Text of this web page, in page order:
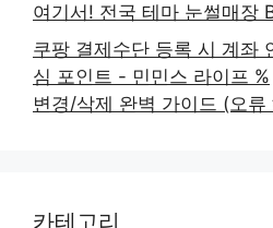
여기서! 전국 테마 눈썰매장
쿠팡 결제수단 등록 시 계좌
심 포인트 - 민민스 라이프 %
변경/삭제 완벽 가이드 (오류
카테고리